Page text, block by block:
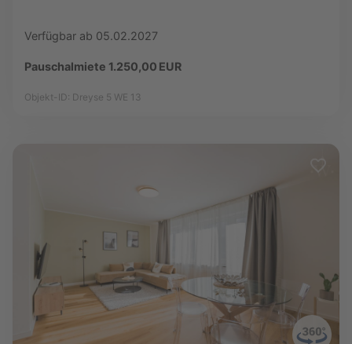
Verfügbar ab 05.02.2027
Pauschalmiete 1.250,00 EUR
Objekt-ID: Dreyse 5 WE 13